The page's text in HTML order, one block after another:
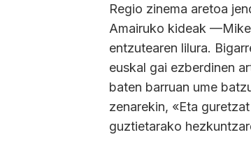
Regio zinema aretoa
Amairuko kideak
entzutearen lilura.
euskal gai ezberdinen
baten barruan ume
zenarekin, «Eta
guztietarako